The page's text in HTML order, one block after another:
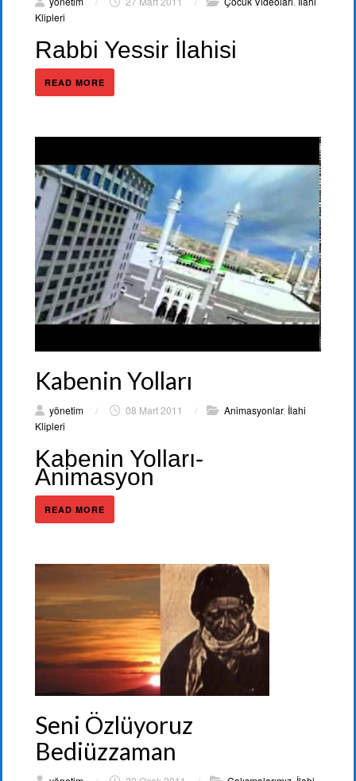
Klipleri
Rabbi Yessir İlahisi
READ MORE
Kabenin Yolları
yönetim / 08 Mart 2011 / Animasyonlar, İlahi
Klipleri
Kabenin Yolları-
Animasyon
READ MORE
Seni Özlüyoruz
Bediüzzaman